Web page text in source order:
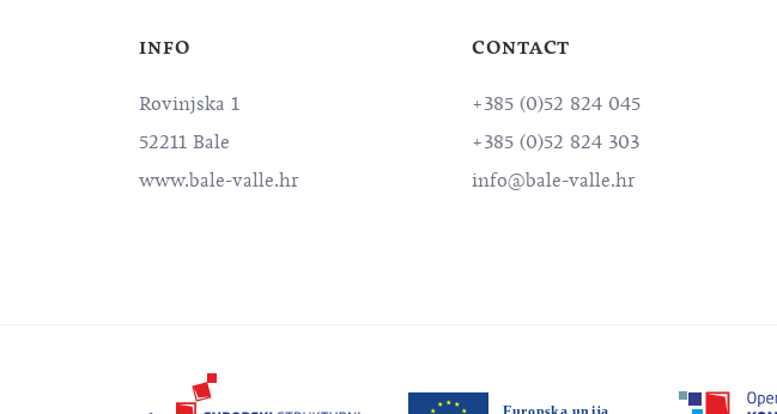
INFO
Rovinjska 1
52211 Bale
www.bale-valle.hr
CONTACT
+385 (0)52 824 045
+385 (0)52 824 303
info@bale-valle.hr